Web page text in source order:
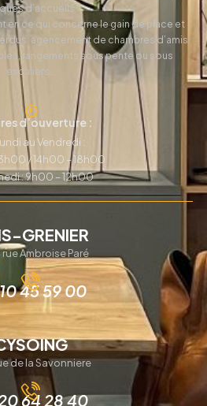
d’accueils…
en ce qui concerne le gain de place et
agencement de chambres d’amis
rangements sous pente ou sous
escaliers…
d’ouverture :
au Vendredi :
/ 14h00 – 18h00
: 9h00 – 12h00
GRENIER
rue Ambroise Paré
45 59 00
de la Savonniere
64 28 40